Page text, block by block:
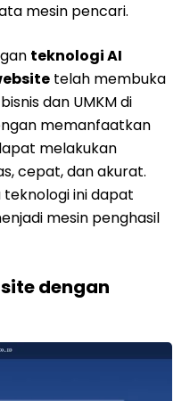
mesin pencari.
teknologi AI
telah membuka
dan UMKM di
memanfaatkan
melakukan
cepat, dan akurat.
ini dapat
mesin penghasil
dengan